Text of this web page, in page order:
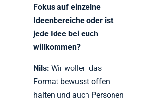
Fokus auf einzelne
Ideenbereiche oder ist
jede Idee bei euch
willkommen?
Nils: Wir wollen das
Format bewusst offen
halten und auch Personen